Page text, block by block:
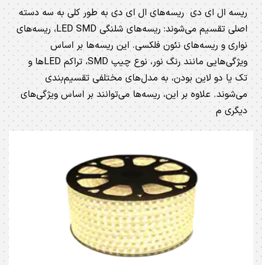
ریسه ال ای دی ریسه‌های ال ای دی به طور کلی به سه دسته
اصلی تقسیم می‌شوند: ریسه‌های شلنگی LED SMD، ریسه‌های
نواری و ریسه‌های نئون فلکسی. این ریسه‌ها بر اساس
ویژگی‌هایی مانند رنگ نور، نوع چیپ SMD، تراکم LEDها و
تک یا دو لاین بودن، به مدل‌های مختلفی تقسیم‌بندی
می‌شوند. علاوه بر این، ریسه‌ها می‌توانند بر اساس ویژگی‌های
دیگری م